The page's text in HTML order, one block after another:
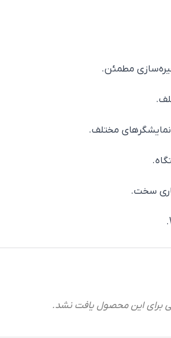
مطمئن.
نمایشگرهای مختلف.
سخت.
این محصول یافت نشد.